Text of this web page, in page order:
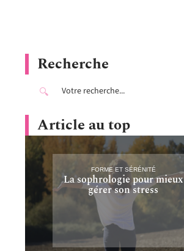
Recherche
Article au top
FORME ET SÉRÉNITÉ
La sophrologie pour mieux
gérer son stress